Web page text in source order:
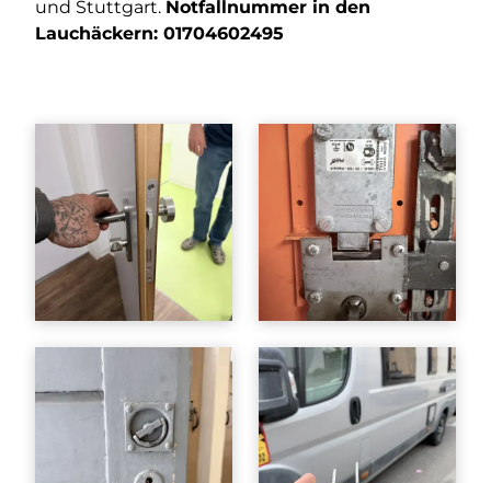
und Stuttgart. Notfallnummer in den
Lauchäckern:01704602495